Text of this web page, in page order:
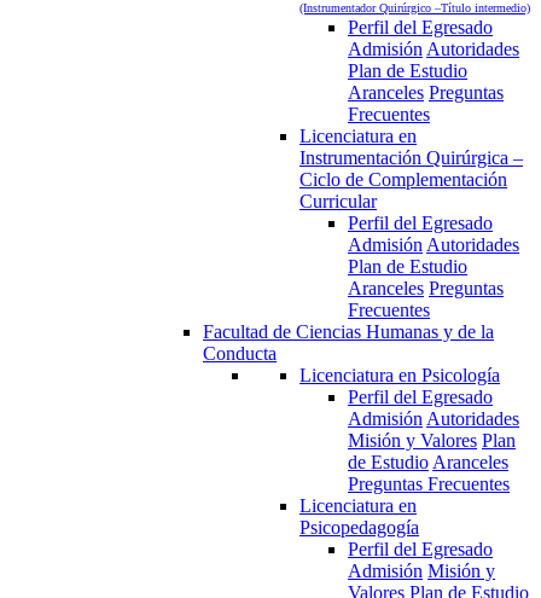
(Instrumentador Quirúrgico –Título intermedio)
Perfil del Egresado
Admisión Autoridades
Plan de Estudio
Aranceles Preguntas
Frecuentes
Licenciatura en
Instrumentación Quirúrgica –
Ciclo de Complementación
Curricular
Perfil del Egresado
Admisión Autoridades
Plan de Estudio
Aranceles Preguntas
Frecuentes
Facultad de Ciencias Humanas y de la
Conducta
Licenciatura en Psicología
Perfil del Egresado
Admisión Autoridades
Misión y Valores Plan
de Estudio Aranceles
Preguntas Frecuentes
Licenciatura en
Psicopedagogía
Perfil del Egresado
Admisión Misión y
Valores Plan de Estudio